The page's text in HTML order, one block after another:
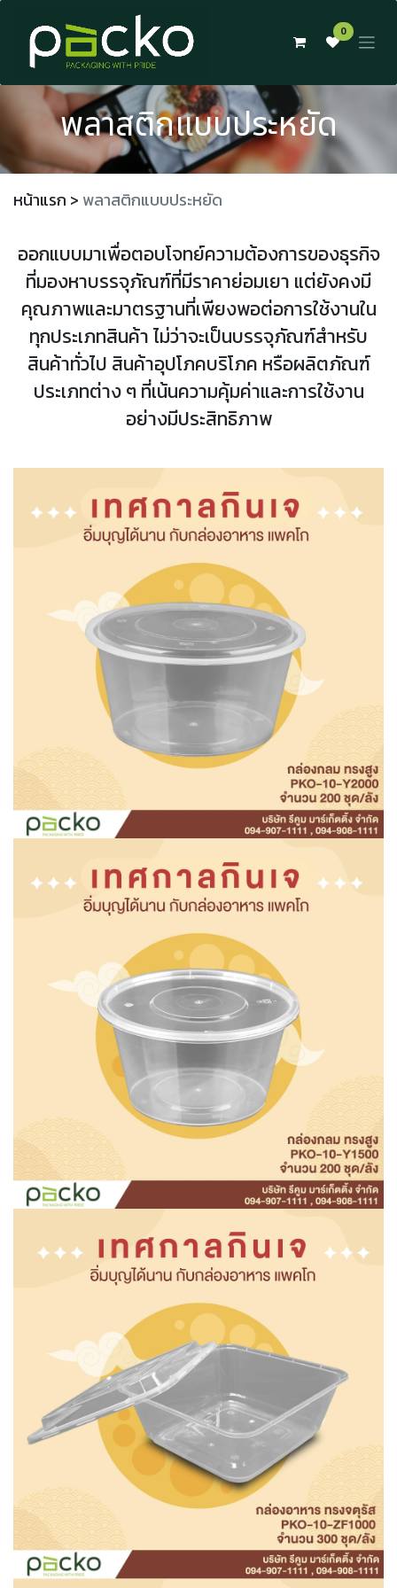
Skip to Content
0
พลาสติกแบบประหยัด
หน้าแรก > พลาสติกแบบประหยัด
ออกแบบมาเพื่อตอบโจทย์ความต้องการของธุรกิจ
ที่มองหาบรรจุภัณฑ์ที่มีราคาย่อมเยา แต่ยังคงมี
คุณภาพและมาตรฐานที่เพียงพอต่อการใช้งานใน
ทุกประเภทสินค้า ไม่ว่าจะเป็นบรรจุภัณฑ์สำหรับ
สินค้าทั่วไป สินค้าอุปโภคบริโภค หรือผลิตภัณฑ์
ประเภทต่าง ๆ ที่เน้นความคุ้มค่าและการใช้งาน
อย่างมีประสิทธิภาพ